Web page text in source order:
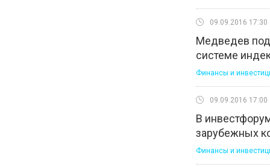
09.09.2016 17:30
Медведев
системе
Финансы и
09.09.2016 17:00
В
зарубежных
Финансы и